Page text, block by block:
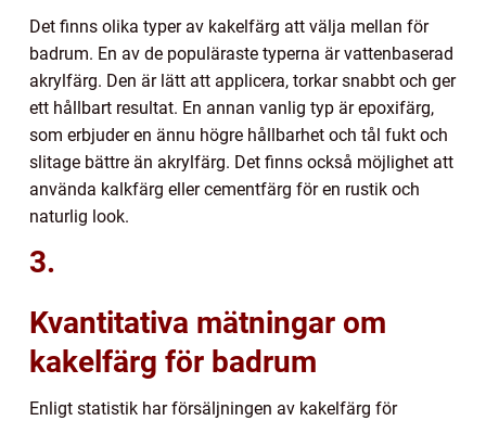
Det finns olika typer av kakelfärg att välja mellan för
badrum. En av de populäraste typerna är vattenbaserad
akrylfärg. Den är lätt att applicera, torkar snabbt och ger
ett hållbart resultat. En annan vanlig typ är epoxifärg,
som erbjuder en ännu högre hållbarhet och tål fukt och
slitage bättre än akrylfärg. Det finns också möjlighet att
använda kalkfärg eller cementfärg för en rustik och
naturlig look.
3.
Kvantitativa mätningar om
kakelfärg för badrum
Enligt statistik har försäljningen av kakelfärg för